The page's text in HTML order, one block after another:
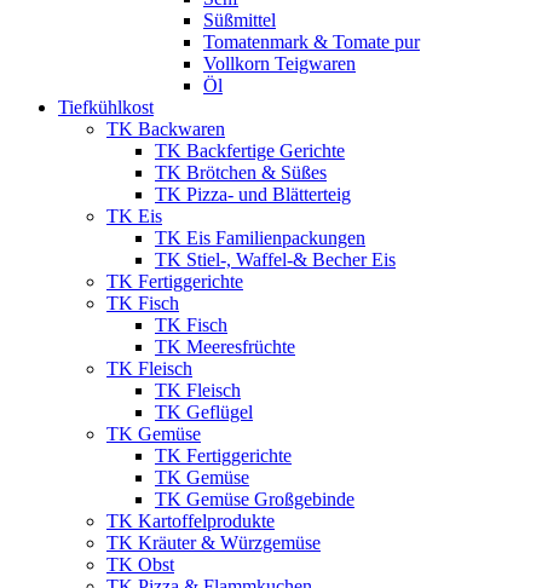
Süßmittel
Tomatenmark & Tomate pur
Vollkorn Teigwaren
Öl
Tiefkühlkost
TK Backwaren
TK Backfertige Gerichte
TK Brötchen & Süßes
TK Pizza- und Blätterteig
TK Eis
TK Eis Familienpackungen
TK Stiel-, Waffel-& Becher Eis
TK Fertiggerichte
TK Fisch
TK Fisch
TK Meeresfrüchte
TK Fleisch
TK Fleisch
TK Geflügel
TK Gemüse
TK Fertiggerichte
TK Gemüse
TK Gemüse Großgebinde
TK Kartoffelprodukte
TK Kräuter & Würzgemüse
TK Obst